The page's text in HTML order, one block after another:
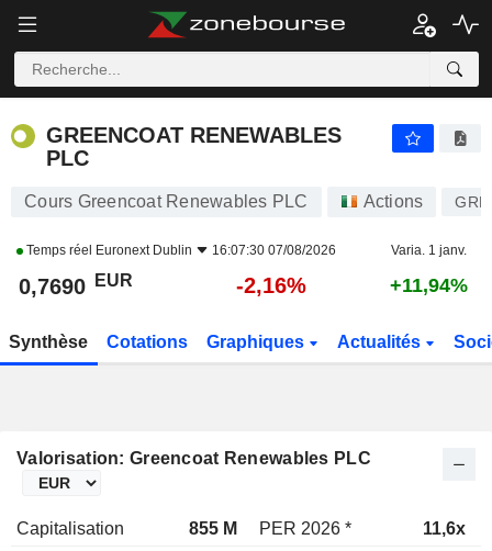
GREENCOAT RENEWABLES
PLC
Cours Greencoat Renewables PLC Actions GRP
Temps réel Euronext Dublin 16:07:30 07/08/2026 Varia. 1 janv.
0,7690 EUR -2,16% +11,94%
Synthèse Cotations Graphiques Actualités
Valorisation: Greencoat Renewables PLC
Capitalisation 855 M PER 2026 * 11,6x